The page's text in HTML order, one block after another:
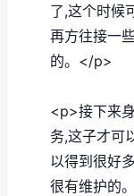
了,这个时候
再方往接一
的。</p>
<p>接下来
务,这子才可
以得到很好
很有维护的